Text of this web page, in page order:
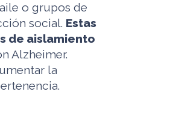
o grupos de
social. Estas
de aislamiento
Alzheimer.
la